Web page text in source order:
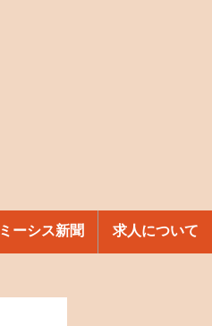
ミーシス新聞 求人について